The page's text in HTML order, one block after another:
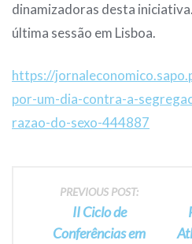
dinamizadoras desta
última sessão em Lisboa.
https://
por-um-dia-contra-a-
razao-do-sexo-444887
Post
navigation
PREVIOUS POST:
II Ciclo de
Conferências em